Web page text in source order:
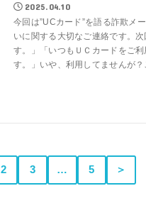
2025.04.10
今回は”UCカード”を語る詐欺メ
いに関する大切なご連絡です。
す。」「いつもＵＣカードをご
す。」いや、利用してませんが？
2 3 … 5 ＞